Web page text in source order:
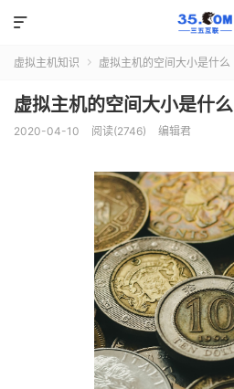

虚拟主机知识  虚拟主机的空间大小是什么
虚拟主机的空间大小是什么
2020-04-10 阅读(2746) 编辑君